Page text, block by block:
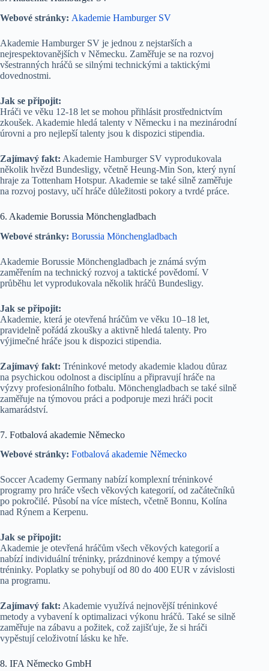
Webové stránky: Akademie Hamburger SV
Akademie Hamburger SV je jednou z nejstarších a
nejrespektovanějších v Německu. Zaměřuje se na rozvoj
všestranných hráčů se silnými technickými a taktickými
dovednostmi.
Jak se připojit:
Hráči ve věku 12-18 let se mohou přihlásit prostřednictvím
zkoušek. Akademie hledá talenty v Německu i na mezinárodní
úrovni a pro nejlepší talenty jsou k dispozici stipendia.
Zajímavý fakt: Akademie Hamburger SV vyprodukovala
několik hvězd Bundesligy, včetně Heung-Min Son, který nyní
hraje za Tottenham Hotspur. Akademie se také silně zaměřuje
na rozvoj postavy, učí hráče důležitosti pokory a tvrdé práce.
6. Akademie Borussia Mönchengladbach
Webové stránky: Borussia Mönchengladbach
Akademie Borussie Mönchengladbach je známá svým
zaměřením na technický rozvoj a taktické povědomí. V
průběhu let vyprodukovala několik hráčů Bundesligy.
Jak se připojit:
Akademie, která je otevřená hráčům ve věku 10–18 let,
pravidelně pořádá zkoušky a aktivně hledá talenty. Pro
výjimečné hráče jsou k dispozici stipendia.
Zajímavý fakt: Tréninkové metody akademie kladou důraz
na psychickou odolnost a disciplínu a připravují hráče na
výzvy profesionálního fotbalu. Mönchengladbach se také silně
zaměřuje na týmovou práci a podporuje mezi hráči pocit
kamarádství.
7. Fotbalová akademie Německo
Webové stránky: Fotbalová akademie Německo
Soccer Academy Germany nabízí komplexní tréninkové
programy pro hráče všech věkových kategorií, od začátečníků
po pokročilé. Působí na více místech, včetně Bonnu, Kolína
nad Rýnem a Kerpenu.
Jak se připojit:
Akademie je otevřená hráčům všech věkových kategorií a
nabízí individuální tréninky, prázdninové kempy a týmové
tréninky. Poplatky se pohybují od 80 do 400 EUR v závislosti
na programu.
Zajímavý fakt: Akademie využívá nejnovější tréninkové
metody a vybavení k optimalizaci výkonu hráčů. Také se silně
zaměřuje na zábavu a požitek, což zajišťuje, že si hráči
vypěstují celoživotní lásku ke hře.
8. IFA Německo GmbH